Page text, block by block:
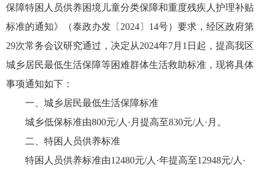
保障特困人员供养困境儿童分类保障和重度残疾人护理补贴
标准的通知》（泰政办发〔2024〕14号）要求，经区政府第
29次常务会议研究通过，决定从2024年7月1日起，提高我区
城乡居民最低生活保障等困难群体生活救助标准，现将具体
事项通知如下：
一、城乡居民最低生活保障标准
城乡低保标准由800元/人·月提高至830元/人·月。
二、特困人员供养标准
特困人员供养标准由12480元/人·年提高至12948元/人·